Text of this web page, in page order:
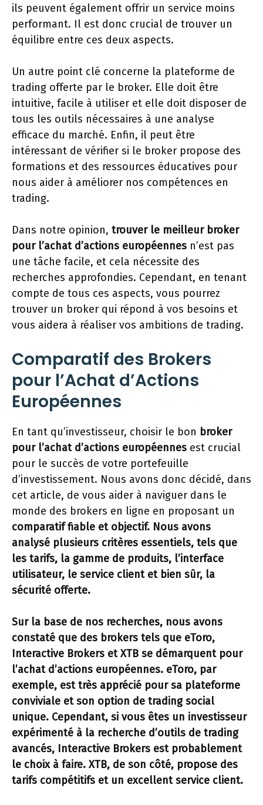
ils peuvent également offrir un service moins
performant. Il est donc crucial de trouver un
équilibre entre ces deux aspects.
Un autre point clé concerne la plateforme de
trading offerte par le broker. Elle doit être
intuitive, facile à utiliser et elle doit disposer de
tous les outils nécessaires à une analyse
efficace du marché. Enfin, il peut être
intéressant de vérifier si le broker propose des
formations et des ressources éducatives pour
nous aider à améliorer nos compétences en
trading.
Dans notre opinion, trouver le meilleur broker
pour l’achat d’actions européennes n’est pas
une tâche facile, et cela nécessite des
recherches approfondies. Cependant, en tenant
compte de tous ces aspects, vous pourrez
trouver un broker qui répond à vos besoins et
vous aidera à réaliser vos ambitions de trading.
Comparatif des Brokers
pour l’Achat d’Actions
Européennes
En tant qu’investisseur, choisir le bon broker
pour l’achat d’actions européennes est crucial
pour le succès de votre portefeuille
d’investissement. Nous avons donc décidé, dans
cet article, de vous aider à naviguer dans le
monde des brokers en ligne en proposant un
comparatif fiable et objectif. Nous avons
analysé plusieurs critères essentiels, tels que
les tarifs, la gamme de produits, l’interface
utilisateur, le service client et bien sûr, la
sécurité offerte.
Sur la base de nos recherches, nous avons
constaté que des brokers tels que eToro,
Interactive Brokers etXTB se démarquent pour
l’achat d’actions européennes. eToro, par
exemple, est très apprécié pour sa plateforme
conviviale et son option de trading social
unique. Cependant, si vous êtes un investisseur
expérimenté à la recherche d’outils de trading
avancés, Interactive Brokers est probablement
le choix à faire. XTB, de son côté, propose des
tarifs compétitifs et un excellent service client.